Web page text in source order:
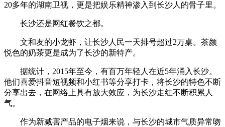
20多年的湖南卫视，更是把娱乐精神渗入到长沙人的骨子里。
长沙还是网红餐饮之都。
文和友的小龙虾，让长沙人民一天排号超过2万桌。茶颜
悦色的奶茶更是成为了长沙的新特产。
据统计，2015年至今，有百万年轻人在近5年涌入长沙。
他们喜爱抖音短视频和小红书等分享打卡，将长沙的特色不断
分享出去，在网络上具有放大效应，为长沙走红不断积累人
气。
作为新减害产品的电子烟来说，与长沙的城市气质异常吻